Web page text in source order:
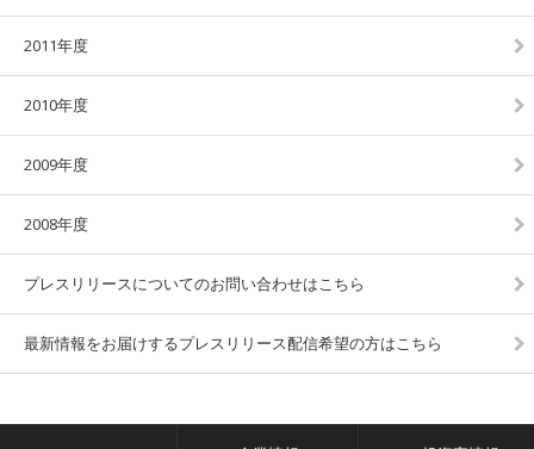
2011年度
2010年度
2009年度
2008年度
プレスリリースについてのお問い合わせはこちら
最新情報をお届けするプレスリリース配信希望の方はこちら